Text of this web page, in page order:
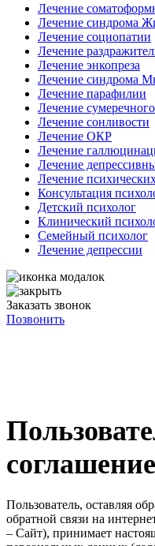
Лечение
Лечение синдрома
Лечение социопатии
Лечение
Лечение энкопреза
Лечение синдрома
Лечение парафилии
Лечение
Лечение сонливости
Лечение ОКР
Лечение
Лечение
Лечение
Консультация
Детский психолог
Клинический
Семейный психолог
Лечение депрессии
Заказать звонок
Позвонить
соглашение
Пользователь, оставляя
обратной связи на
– Сайт), принимает